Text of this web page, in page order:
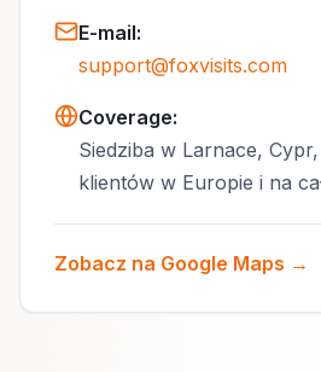
E-mail:
support@foxvisits.com
Coverage:
Siedziba w Larnace,
klientów w Europie i na
Zobacz na Google Maps →